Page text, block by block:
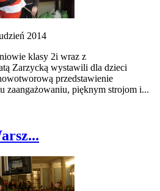
2014
klasy 2i wraz z
Zarzycką wystawili dla dzieci
przedstawienie
zaangażowaniu, pięknym strojom i...